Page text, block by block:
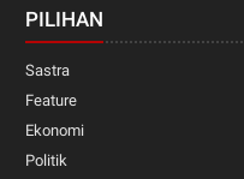
PILIHAN
Sastra
Feature
Ekonomi
Politik